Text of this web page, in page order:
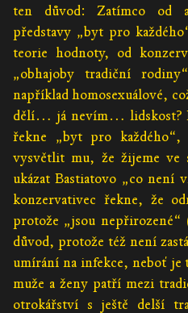
ten důvod: Zatímco od
představy „byt pro
teorie hodnoty, od
„obhajoby tradiční
například homosexuálové,
dělí… já nevím… lidskost?
řekne „byt pro
vysvětlit mu, že žijeme ve
ukázat Bastiatovo „co není
konzervativec řekne, že
protože „jsou nepřirozené“
důvod, protože též není
umírání na infekce, neboť je
muže a ženy patří mezi
otrokářství s ještě delší